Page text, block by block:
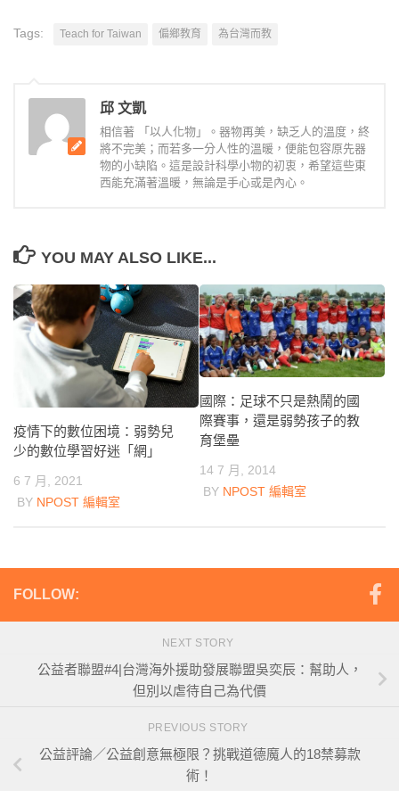
Tags: Teach for Taiwan 偏鄉教育 為台灣而教
邱 文凱
相信著 「以人化物」。器物再美，缺乏人的溫度，終
將不完美；而若多一分人性的溫暖，便能包容原先器
物的小缺陷。這是設計科學小物的初衷，希望這些東
西能充滿著溫暖，無論是手心或是內心。
YOU MAY ALSO LIKE...
疫情下的數位困境：弱勢兒
少的數位學習好迷「網」
6 7 月, 2021
BY NPOST 編輯室
國際：足球不只是熱鬧的國
際賽事，還是弱勢孩子的教
育堡壘
14 7 月, 2014
BY NPOST 編輯室
FOLLOW:
NEXT STORY
公益者聯盟#4|台灣海外援助發展聯盟吳奕辰：幫助人，
但別以虐待自己為代價
PREVIOUS STORY
公益評論／公益創意無極限？挑戰道德魔人的18禁募款
術！